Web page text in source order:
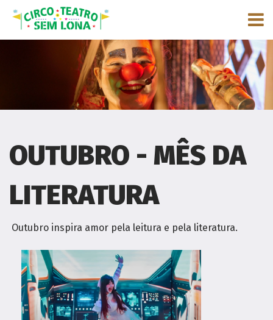
OUTUBRO - MÊS DA
LITERATURA
Outubro inspira amor pela leitura e pela literatura.